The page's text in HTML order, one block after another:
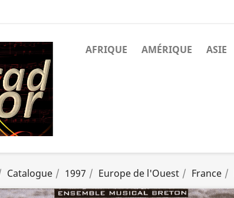
AFRIQUE AMÉRIQUE ASIE
Catalogue 1997 Europe de l'Ouest France